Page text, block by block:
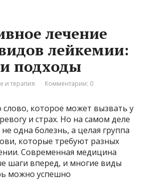
лечение
лейкемии:
подходы
и терапия Комментарии: 0
которое может вызвать у
и страх. Но на самом деле
одна болезнь, а целая группа
которые требуют разных
Современная медицина
шаги вперед, и многие виды
можно успешно